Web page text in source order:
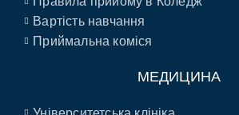
Вартість навчання
Приймальна коміся
МЕДИЦИНА